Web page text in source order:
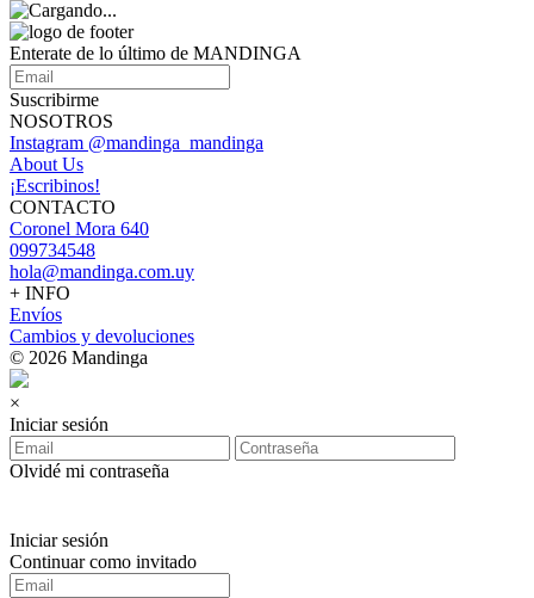
Enterate de lo último de MANDINGA
Suscribirme
NOSOTROS
Instagram @mandinga_mandinga
About Us
¡Escribinos!
CONTACTO
Coronel Mora 640
099734548
hola@mandinga.com.uy
+ INFO
Envíos
Cambios y devoluciones
© 2026 Mandinga
×
Iniciar sesión
Olvidé mi contraseña
Iniciar sesión
Continuar como invitado